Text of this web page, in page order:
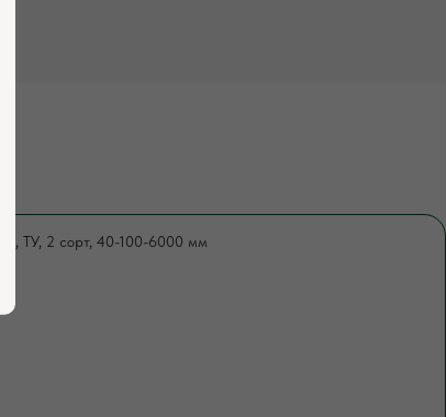
ТУ, 2 сорт, 40-100-6000 мм